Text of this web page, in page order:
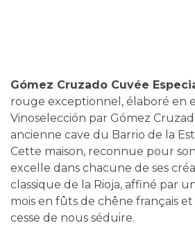
Gómez Cruzado Cuvée
rouge exceptionnel, élaboré en
Vinoselección par Gómez
ancienne cave du Barrio de la
Cette maison, reconnue pour
excelle dans chacune de ses
classique de la Rioja, affiné par
mois en fûts de chêne français et
cesse de nous séduire.